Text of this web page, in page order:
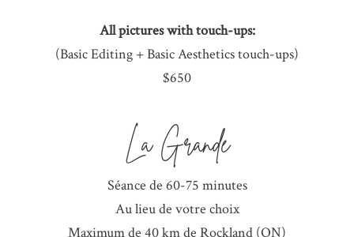
All pictures with touch-ups:
(Basic Editing + Basic Aesthetics touch-ups)
$650
La Grande
Séance de 60-75 minutes
Au lieu de votre choix
Maximum de 40 km de Rockland (ON)